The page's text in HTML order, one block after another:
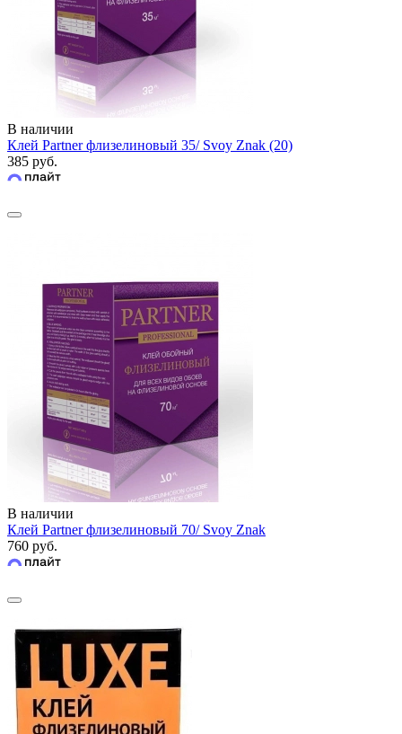
В наличии
Клей Partner флизелиновый 35/ Svoy Znak (20)
385 руб.
В наличии
Клей Partner флизелиновый 70/ Svoy Znak
760 руб.